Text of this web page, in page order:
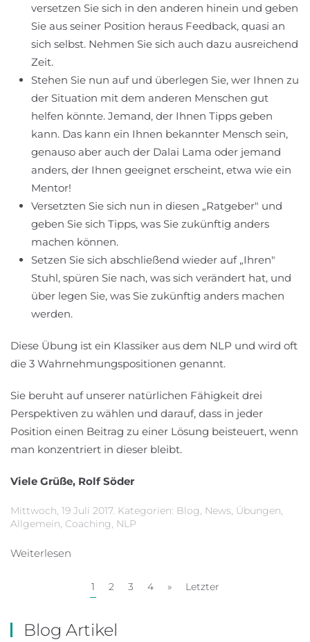
versetzen Sie sich in den anderen hinein und geben
Sie aus seiner Position heraus Feedback, quasi an
sich selbst. Nehmen Sie sich auch dazu ausreichend
Zeit.
Stehen Sie nun auf und überlegen Sie, wer Ihnen zu
der Situation mit dem anderen Menschen gut
helfen könnte. Jemand, der Ihnen Tipps geben
kann. Das kann ein Ihnen bekannter Mensch sein,
genauso aber auch der Dalai Lama oder jemand
anders, der Ihnen geeignet erscheint, etwa wie ein
Mentor!
Versetzten Sie sich nun in diesen „Ratgeber" und
geben Sie sich Tipps, was Sie zukünftig anders
machen können.
Setzen Sie sich abschließend wieder auf „Ihren"
Stuhl, spüren Sie nach, was sich verändert hat, und
über legen Sie, was Sie zukünftig anders machen
werden.
Diese Übung ist ein Klassiker aus dem NLP und wird oft
die 3 Wahrnehmungspositionen genannt.
Sie beruht auf unserer natürlichen Fähigkeit drei
Perspektiven zu wählen und darauf, dass in jeder
Position einen Beitrag zu einer Lösung beisteuert, wenn
man konzentriert in dieser bleibt.
Viele Grüße, Rolf Söder
Mittwoch, 19 Juli 2017. Kategorien: Blog, News, Übungen,
Allgemein, Coaching, NLP
Weiterlesen
1 2 3 4 » Letzter
Blog Artikel